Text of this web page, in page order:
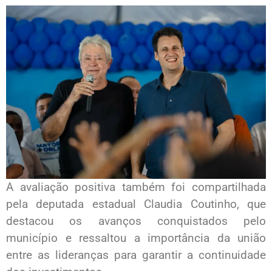
A avaliação positiva também foi compartilhada
pela deputada estadual Claudia Coutinho, que
destacou os avanços conquistados pelo
município e ressaltou a importância da união
entre as lideranças para garantir a continuidade